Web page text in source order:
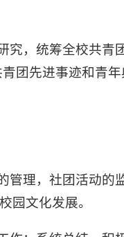
，统筹全校共青
团先进事迹和青年
管理，社团活动的
园文化发展。